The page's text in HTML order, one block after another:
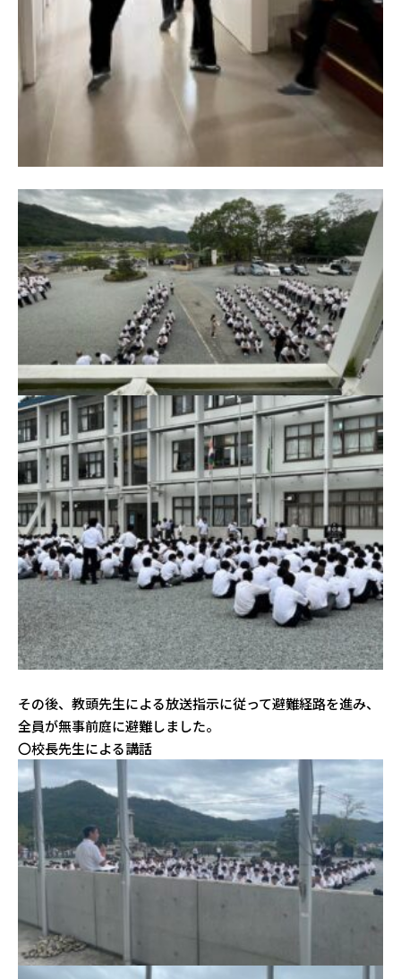
その後、教頭先生による放送指示に従って避難経路を進み、
全員が無事前庭に避難しました。
〇校長先生による講話